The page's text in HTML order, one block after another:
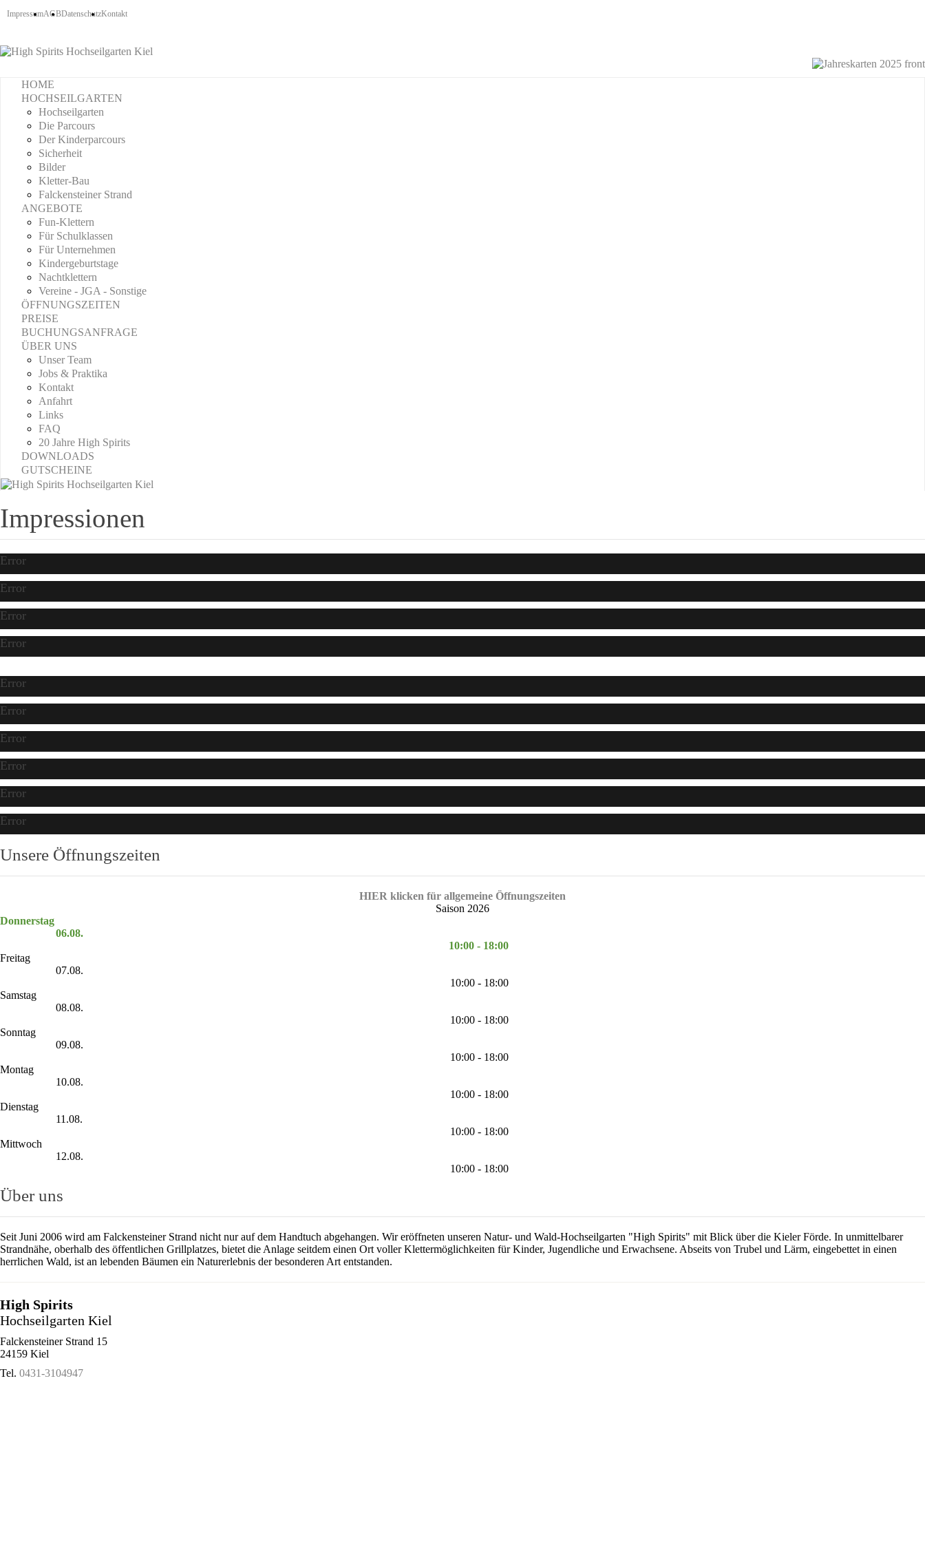
ImpressumAGBDatenschutzKontakt
HOME
HOCHSEILGARTEN
Hochseilgarten
Die Parcours
Der Kinderparcours
Sicherheit
Bilder
Kletter-Bau
Falckensteiner Strand
ANGEBOTE
Fun-Klettern
Für Schulklassen
Für Unternehmen
Kindergeburtstage
Nachtklettern
Vereine - JGA - Sonstige
ÖFFNUNGSZEITEN
PREISE
BUCHUNGSANFRAGE
ÜBER UNS
Unser Team
Jobs & Praktika
Kontakt
Anfahrt
Links
FAQ
20 Jahre High Spirits
DOWNLOADS
GUTSCHEINE
Impressionen
Error
Error
Error
Error
Error
Error
Error
Error
Error
Error
Unsere Öffnungszeiten
HIER klicken für allgemeine Öffnungszeiten
Saison 2026
Donnerstag
06.08.
10:00 - 18:00
Freitag
07.08.
10:00 - 18:00
Samstag
08.08.
10:00 - 18:00
Sonntag
09.08.
10:00 - 18:00
Montag
10.08.
10:00 - 18:00
Dienstag
11.08.
10:00 - 18:00
Mittwoch
12.08.
10:00 - 18:00
Über uns
Seit Juni 2006 wird am Falckensteiner Strand nicht nur auf dem Handtuch abgehangen. Wir eröffneten unseren Natur- und Wald-Hochseilgarten "High Spirits" mit Blick über die Kieler Förde. In unmittelbarer
Strandnähe, oberhalb des öffentlichen Grillplatzes, bietet die Anlage seitdem einen Ort voller Klettermöglichkeiten für Kinder, Jugendliche und Erwachsene. Abseits von Trubel und Lärm, eingebettet in einen
herrlichen Wald, ist an lebenden Bäumen ein Naturerlebnis der besonderen Art entstanden.
High Spirits
Hochseilgarten Kiel
Falckensteiner Strand 15
24159 Kiel
Tel. 0431-3104947